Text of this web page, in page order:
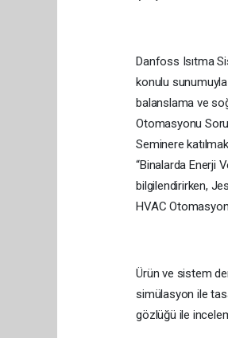
Danfoss Isıtma
konulu
balanslama ve
Otomasyonu
Seminere
“Binalarda Enerji
bilgilendirirken,
HVAC
Ürün ve sistem
simülasyon ile
gözlüğü ile